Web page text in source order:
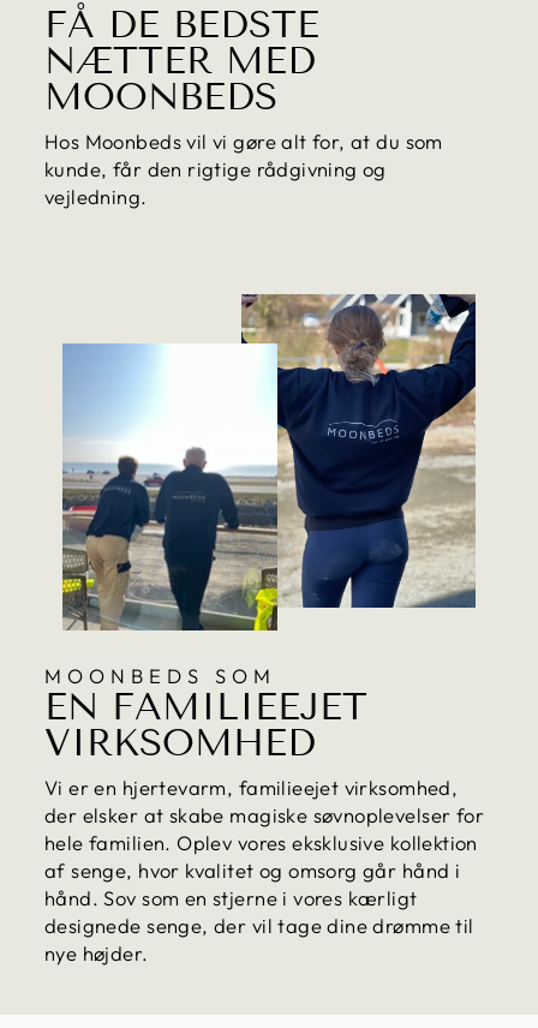
FÅ DE BEDSTE
NÆTTER MED
MOONBEDS
Hos Moonbeds vil vi gøre alt for, at du som
kunde, får den rigtige rådgivning og
vejledning.
MOONBEDS SOM
EN FAMILIEEJET
VIRKSOMHED
Vi er en hjertevarm, familieejet virksomhed,
der elsker at skabe magiske søvnoplevelser for
hele familien. Oplev vores eksklusive kollektion
af senge, hvor kvalitet og omsorg går hånd i
hånd. Sov som en stjerne i vores kærligt
designede senge, der vil tage dine drømme til
nye højder.